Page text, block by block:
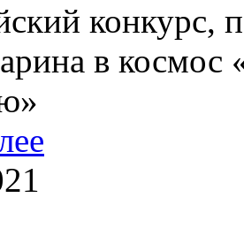
конкурс,
в космос